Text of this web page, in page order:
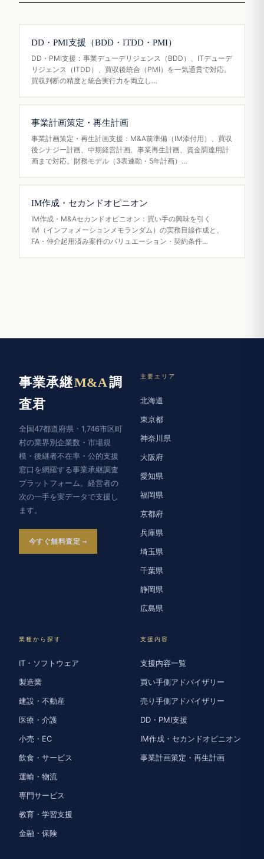
DD・PMI支援（BDD・ITDD・PMI）
DD・PMI支援：事業デューデリジェンス（BDD）、ITデューデ
リジェンス（ITDD）、買収後統合（PMI）を一気通貫で対応。
買収判断の精度と統合実行力を両立し…
事業計画策定・再生計画
事業計画策定・再生計画支援：M&A前準備（IM添付用）、買収
後シナジー計画、中期経営計画、事業再生計画、資金調達用計
画まで対応。財務モデル（3表連動・5年計画）…
IM作成・セカンドオピニオン
IM作成・M&Aセカンドオピニオン：買い手の興味を引く
IM（インフォメーションメモランダム）の実務目線作成と、
FA・仲介起用済み案件のバリュエーション・契約条件…
事業承継M&A調
査君
全国47都道府県・1,746市区町
村の業界別企業数・市場規
模・後継者不在率・公的支援
窓口を網羅する事業承継調査
プラットフォーム。経営者の
次の一手を実データで支援し
ます。
今すぐ無料査定
主要エリア
北海道
東京都
神奈川県
大阪府
愛知県
福岡県
京都府
兵庫県
埼玉県
千葉県
静岡県
広島県
業種から探す
IT・ソフトウェア
製造業
建設・不動産
医療・介護
小売・EC
飲食・サービス
運輸・物流
専門サービス
教育・学習支援
金融・保険
支援内容
支援内容一覧
買い手側アドバイザリー
売り手側アドバイザリー
DD・PMI支援
IM作成・セカンドオピニオン
事業計画策定・再生計画